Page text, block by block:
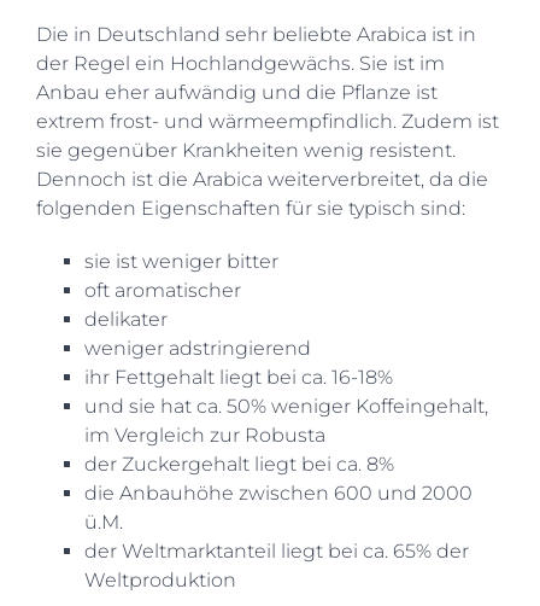
Die in Deutschland sehr beliebte Arabica ist in
der Regel ein Hochlandgewächs. Sie ist im
Anbau eher aufwändig und die Pflanze ist
extrem frost- und wärmeempfindlich. Zudem ist
sie gegenüber Krankheiten wenig resistent.
Dennoch ist die Arabica weiterverbreitet, da die
folgenden Eigenschaften für sie typisch sind:
sie ist weniger bitter
oft aromatischer
delikater
weniger adstringierend
ihr Fettgehalt liegt bei ca. 16-18%
und sie hat ca. 50% weniger Koffeingehalt,
im Vergleich zur Robusta
der Zuckergehalt liegt bei ca. 8%
die Anbauhöhe zwischen 600 und 2000
ü.M.
der Weltmarktanteil liegt bei ca. 65% der
Weltproduktion